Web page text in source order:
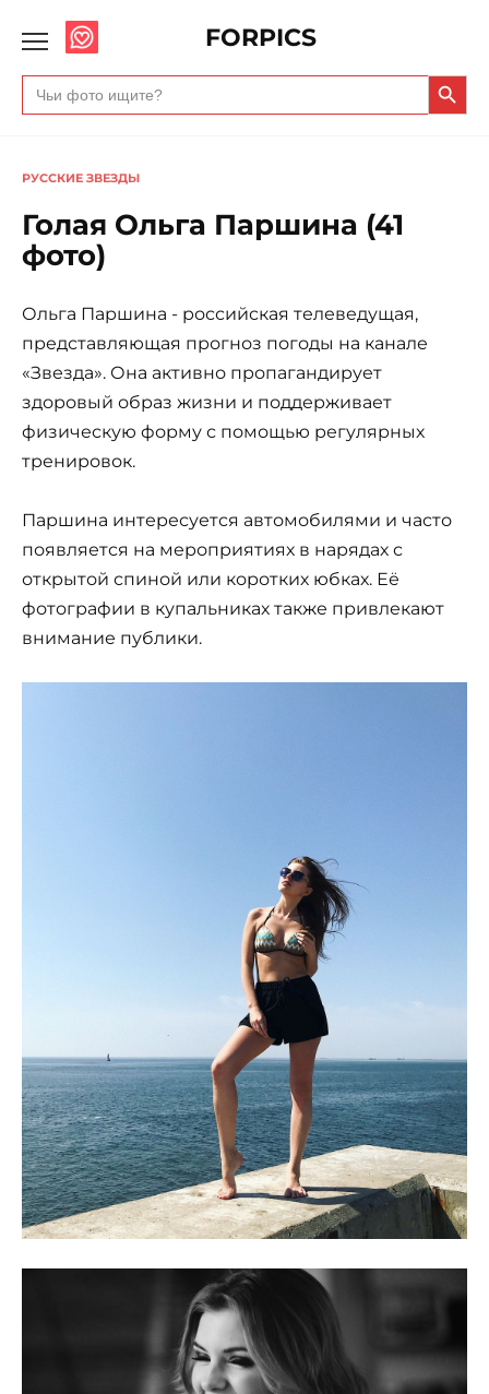
FORPICS
Search
for:
Search Button
РУССКИЕ ЗВЕЗДЫ
Голая Ольга Паршина (41
фото)
Ольга Паршина - российская телеведущая,
представляющая прогноз погоды на канале
«Звезда». Она активно пропагандирует
здоровый образ жизни и поддерживает
физическую форму с помощью регулярных
тренировок.
Паршина интересуется автомобилями и часто
появляется на мероприятиях в нарядах с
открытой спиной или коротких юбках. Её
фотографии в купальниках также привлекают
внимание публики.